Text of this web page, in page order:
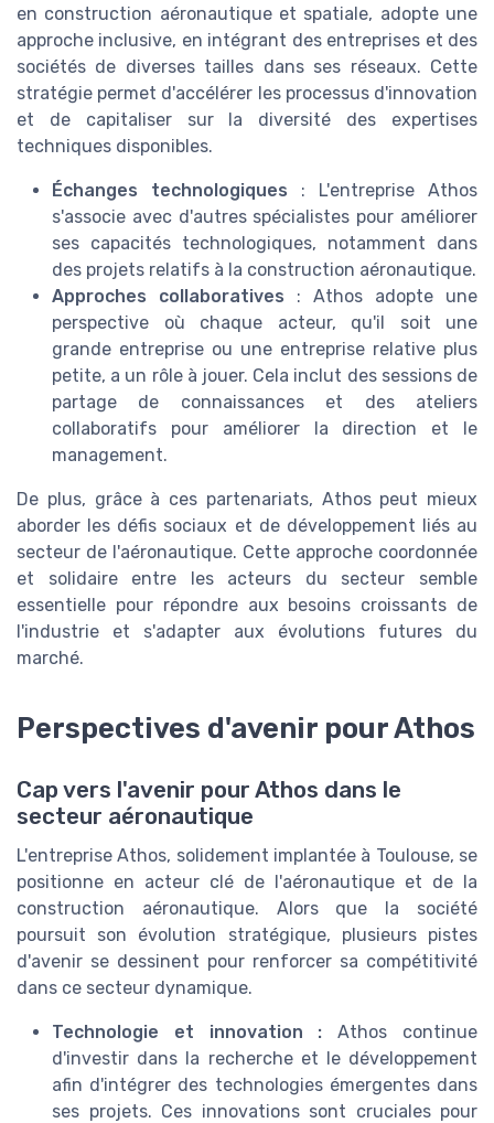
en construction aéronautique et spatiale, adopte une
approche inclusive, en intégrant des entreprises et des
sociétés de diverses tailles dans ses réseaux. Cette
stratégie permet d'accélérer les processus d'innovation
et de capitaliser sur la diversité des expertises
techniques disponibles.
Échanges technologiques : L'entreprise Athos
s'associe avec d'autres spécialistes pour améliorer
ses capacités technologiques, notamment dans
des projets relatifs à la construction aéronautique.
Approches collaboratives : Athos adopte une
perspective où chaque acteur, qu'il soit une
grande entreprise ou une entreprise relative plus
petite, a un rôle à jouer. Cela inclut des sessions de
partage de connaissances et des ateliers
collaboratifs pour améliorer la direction et le
management.
De plus, grâce à ces partenariats, Athos peut mieux
aborder les défis sociaux et de développement liés au
secteur de l'aéronautique. Cette approche coordonnée
et solidaire entre les acteurs du secteur semble
essentielle pour répondre aux besoins croissants de
l'industrie et s'adapter aux évolutions futures du
marché.
Perspectives d'avenir pour Athos
Cap vers l'avenir pour Athos dans le
secteur aéronautique
L'entreprise Athos, solidement implantée à Toulouse, se
positionne en acteur clé de l'aéronautique et de la
construction aéronautique. Alors que la société
poursuit son évolution stratégique, plusieurs pistes
d'avenir se dessinent pour renforcer sa compétitivité
dans ce secteur dynamique.
Technologie et innovation : Athos continue
d'investir dans la recherche et le développement
afin d'intégrer des technologies émergentes dans
ses projets. Ces innovations sont cruciales pour